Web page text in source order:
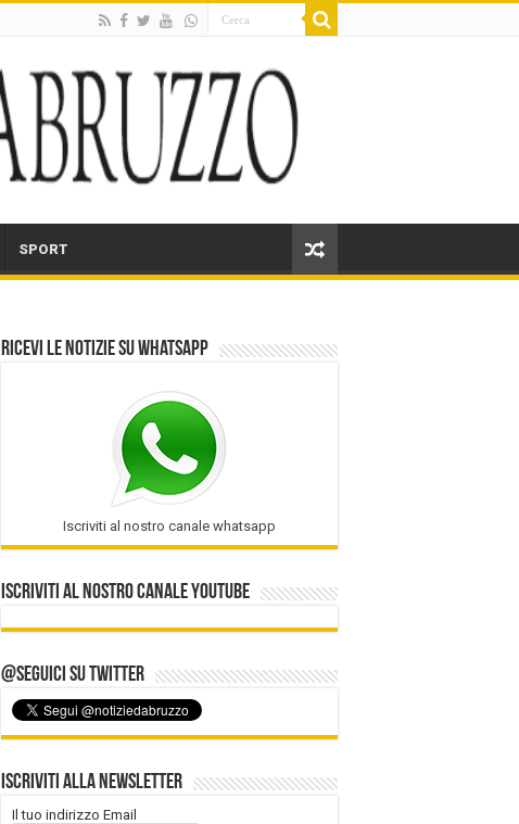
SPORT
Ricevi le notizie su Whatsapp
Iscriviti al nostro canale whatsapp
Iscriviti al nostro Canale Youtube
@Seguici su Twitter
Iscriviti alla Newsletter
Il tuo indirizzo Email